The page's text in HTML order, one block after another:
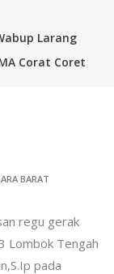
Larang
Corat Coret
BARAT
regu gerak
Lombok Tengah
pada